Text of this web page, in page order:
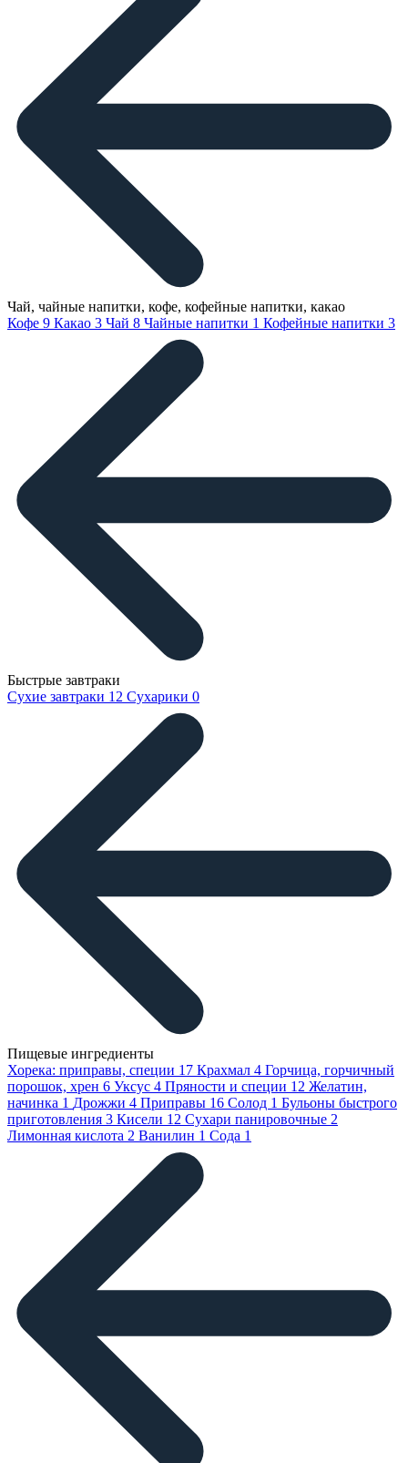
Чай, чайные напитки, кофе, кофейные напитки, какао
Кофе 9 Какао 3 Чай 8 Чайные напитки 1 Кофейные напитки 3
Быстрые завтраки
Сухие завтраки 12 Сухарики 0
Пищевые ингредиенты
Хорека: приправы, специи 17 Крахмал 4 Горчица, горчичный
порошок, хрен 6 Уксус 4 Пряности и специи 12 Желатин,
начинка 1 Дрожжи 4 Приправы 16 Солод 1 Бульоны быстрого
приготовления 3 Кисели 12 Сухари панировочные 2
Лимонная кислота 2 Ванилин 1 Сода 1